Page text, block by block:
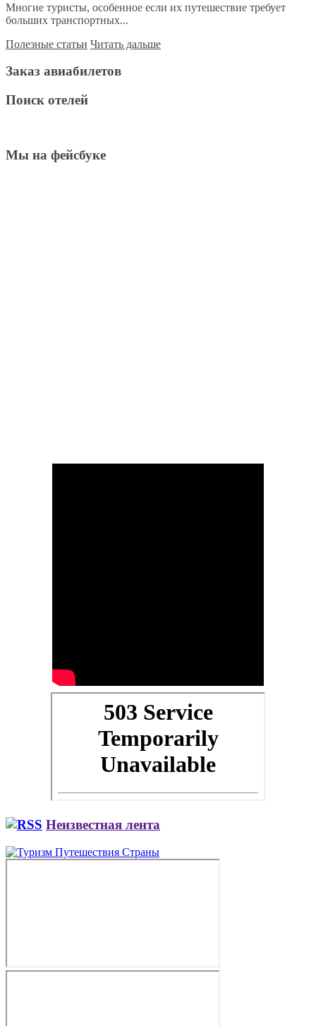
Многие туристы, особенное если их путешествие требует
больших транспортных...
Полезные статьи Читать дальше
Заказ авиабилетов
Поиск отелей
Мы на фейсбуке
Неизвестная лента